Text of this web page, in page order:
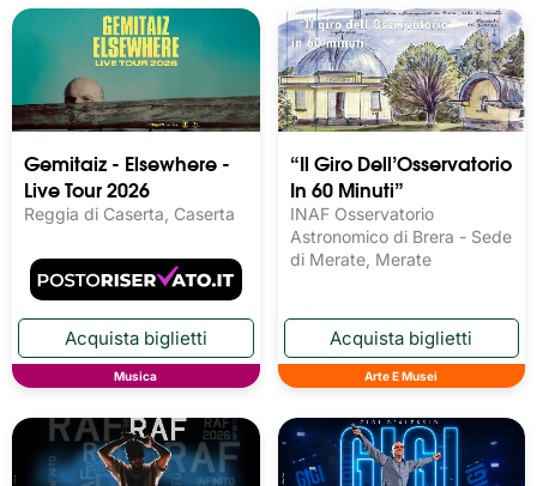
Gemitaiz - Elsewhere -
Live Tour 2026
Reggia di Caserta, Caserta
Musica
“Il Giro Dell’Osservatorio
In 60 Minuti”
INAF Osservatorio
Astronomico di Brera - Sede
di Merate, Merate
Arte E Musei